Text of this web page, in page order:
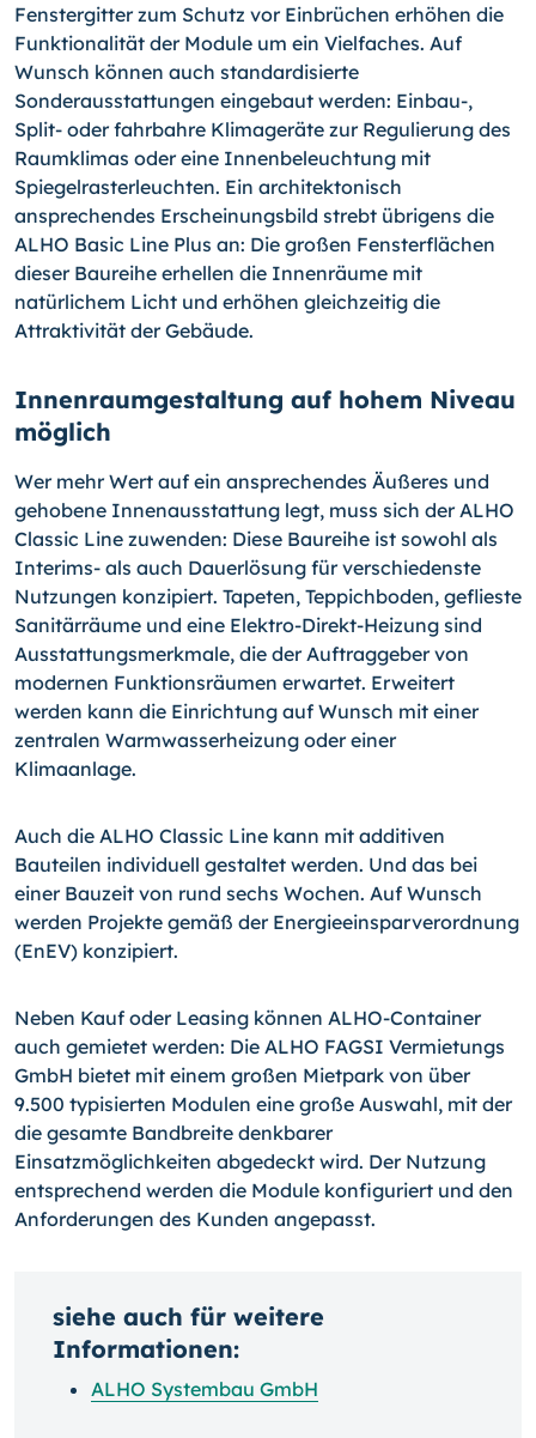
Fenstergitter zum Schutz vor Einbrüchen erhöhen die
Funktionalität der Module um ein Vielfaches. Auf
Wunsch können auch standardisierte
Sonderausstattungen eingebaut werden: Einbau-,
Split- oder fahrbahre Klimageräte zur Regulierung des
Raumklimas oder eine Innenbeleuchtung mit
Spiegelrasterleuchten. Ein architektonisch
ansprechendes Erscheinungsbild strebt übrigens die
ALHO Basic Line Plus an: Die großen Fensterflächen
dieser Baureihe erhellen die Innenräume mit
natürlichem Licht und erhöhen gleichzeitig die
Attraktivität der Gebäude.
Innenraumgestaltung auf hohem Niveau
möglich
Wer mehr Wert auf ein ansprechendes Äußeres und
gehobene Innenausstattung legt, muss sich der ALHO
Classic Line zuwenden: Diese Baureihe ist sowohl als
Interims- als auch Dauerlösung für verschiedenste
Nutzungen konzipiert. Tapeten, Teppichboden, geflieste
Sanitärräume und eine Elektro-Direkt-Heizung sind
Ausstattungsmerkmale, die der Auftraggeber von
modernen Funktionsräumen erwartet. Erweitert
werden kann die Einrichtung auf Wunsch mit einer
zentralen Warmwasserheizung oder einer
Klimaanlage.
Auch die ALHO Classic Line kann mit additiven
Bauteilen individuell gestaltet werden. Und das bei
einer Bauzeit von rund sechs Wochen. Auf Wunsch
werden Projekte gemäß der Energieeinsparverordnung
(EnEV) konzipiert.
Neben Kauf oder Leasing können ALHO-Container
auch gemietet werden: Die ALHO FAGSI Vermietungs
GmbH bietet mit einem großen Mietpark von über
9.500 typisierten Modulen eine große Auswahl, mit der
die gesamte Bandbreite denkbarer
Einsatzmöglichkeiten abgedeckt wird. Der Nutzung
entsprechend werden die Module konfiguriert und den
Anforderungen des Kunden angepasst.
siehe auch für weitere
Informationen:
ALHO Systembau GmbH